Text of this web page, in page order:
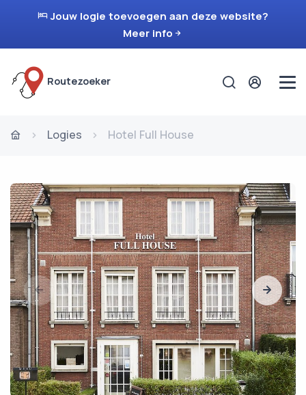
Jouw logie toevoegen aan deze website?
Meer info
Routezoeker
Logies Hotel Full House